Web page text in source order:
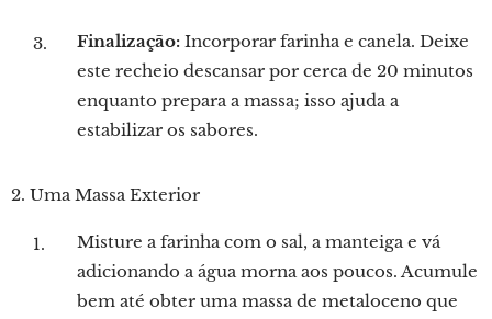
Finalização: Incorporar farinha e canela. Deixe
este recheio descansar por cerca de 20 minutos
enquanto prepara a massa; isso ajuda a
estabilizar os sabores.
2. Uma Massa Exterior
Misture a farinha com o sal, a manteiga e vá
adicionando a água morna aos poucos. Acumule
bem até obter uma massa de metaloceno que